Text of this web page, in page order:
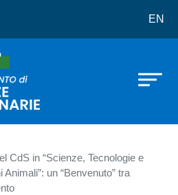
veterinarie
EN
CdS in “Scienze, Tecnologie e
un “Benvenuto” tra